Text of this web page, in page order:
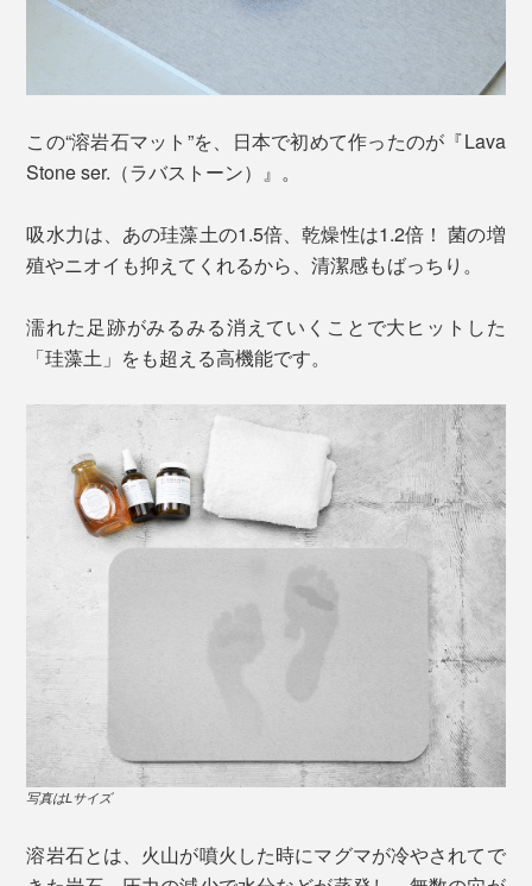
この“溶岩石マット”を、日本で初めて作ったのが『Lava
Stone ser.（ラバストーン）』。
吸水力は、あの珪藻土の1.5倍、乾燥性は1.2倍！ 菌の増
殖やニオイも抑えてくれるから、清潔感もばっちり。
濡れた足跡がみるみる消えていくことで大ヒットした
「珪藻土」をも超える高機能です。
写真はLサイズ
溶岩石とは、火山が噴火した時にマグマが冷やされてで